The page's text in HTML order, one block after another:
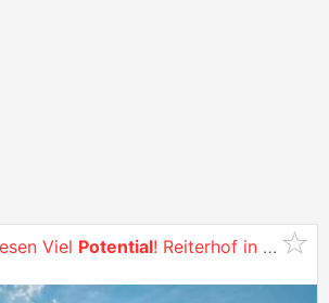
Viel Potential! Reiterhof in Top